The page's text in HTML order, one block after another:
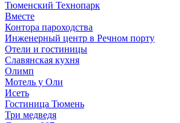
Тюменский Технопарк
Вместе
Контора пароходства
Инженерный центр в Речном порту
Отели и гостиницы
Славянская кухня
Олимп
Мотель у Оли
Исеть
Гостиница Тюмень
Три медведя